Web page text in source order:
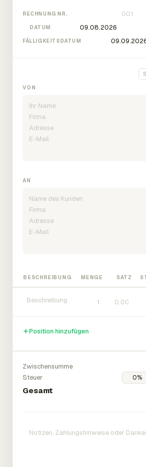
RECHNUNG NR.
DATUM
FÄLLIGKEITSDATUM
VON
AN
BESCHREIBUNG MENGE SATZ
Position hinzufügen
Zwischensumme
Steuer
Gesamt